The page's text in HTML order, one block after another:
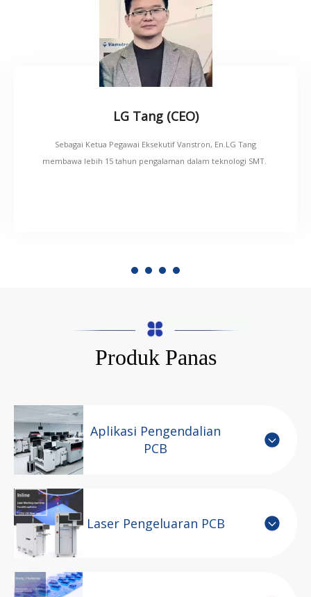
LG Tang (CEO)
Sebagai Ketua Pegawai Eksekutif Vanstron, En.LG Tang
membawa lebih 15 tahun pengalaman dalam teknologi SMT.
Produk Panas
Aplikasi Pengendalian
PCB
Laser Pengeluaran PCB